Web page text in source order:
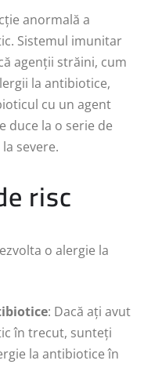
anormală a
Sistemul imunitar
agenții străini, cum
la antibiotice,
cu un agent
duce la o serie de
severe.
risc
o alergie la
: Dacă ați avut
în trecut, sunteți
la antibiotice în